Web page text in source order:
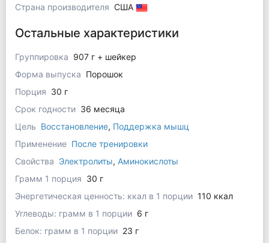
Страна производителя США
Остальные характеристики
Группировка 907 г + шейкер
Форма выпуска Порошок
Порция 30 г
Срок годности 36 месяца
Цель Восстановление, Поддержка мышц
Применение После тренировки
Свойства Электролиты, Аминокислоты
Грамм 1 порция 30 г
Энергетическая ценность: ккал в 1 порции 110 ккал
Углеводы: грамм в 1 порции 6 г
Белок: грамм в 1 порции 23 г